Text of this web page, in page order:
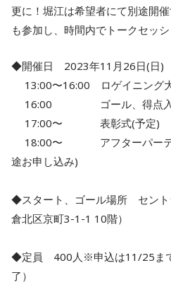
更に！堀江は希望者にて別途開
も参加し、時間内でトークセッ
◆開催日 2023年11月26日(日)
13:00〜16:00 ロゲイニング
16:00 ゴール、得点入
17:00〜 表彰式(予定)
18:00〜 アフターパーティ
途お申し込み)
◆スタート、ゴール場所 セント
倉北区京町3-1-1 10階）
◆定員 400人※申込は11/25ま
了）